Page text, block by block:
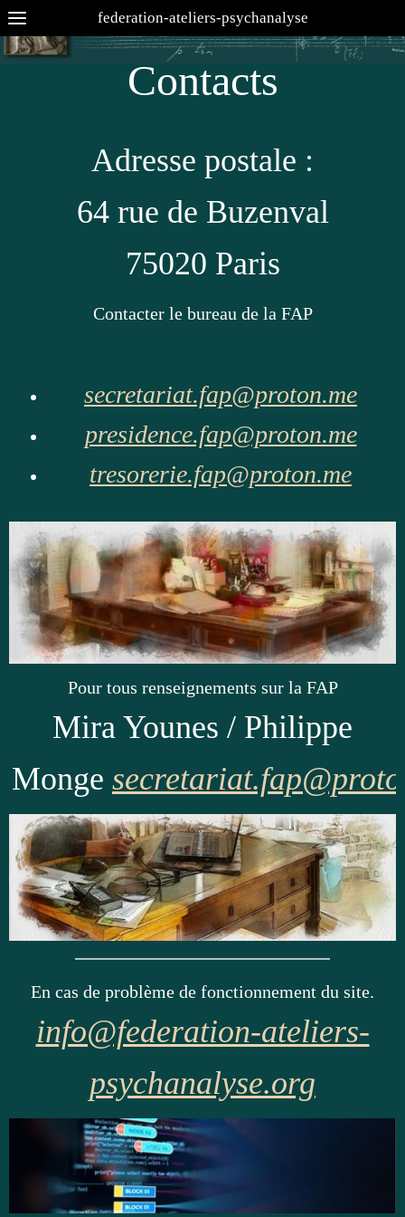
federation-ateliers-psychanalyse
Contacts
Adresse postale :
64 rue de Buzenval
75020 Paris
Contacter le bureau de la FAP
secretariat.fap@proton.me
presidence.fap@proton.me
tresorerie.fap@proton.me
Pour tous renseignements sur la FAP
Mira Younes / Philippe
Monge
En cas de problème de fonctionnement du site.
info@federation-ateliers-
psychanalyse.org